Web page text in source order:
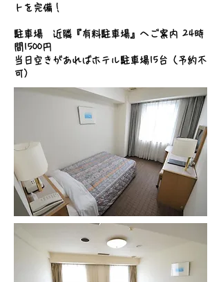
トを完備！
駐車場 近隣『有料駐車場』へご案内 24時
間1500円
当日空きがあればホテル駐車場15台（予約不
可）